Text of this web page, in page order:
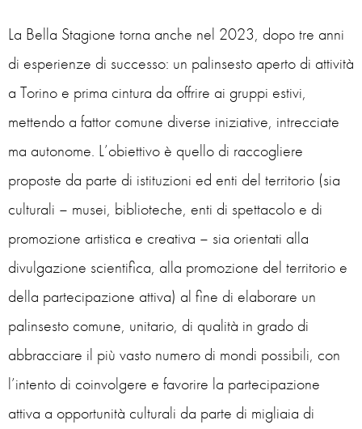
La Bella Stagione torna anche nel 2023, dopo tre anni
di esperienze di successo: un palinsesto aperto di attività
a Torino e prima cintura da offrire ai gruppi estivi,
mettendo a fattor comune diverse iniziative, intrecciate
ma autonome. L’obiettivo è quello di raccogliere
proposte da parte di istituzioni ed enti del territorio (sia
culturali – musei, biblioteche, enti di spettacolo e di
promozione artistica e creativa – sia orientati alla
divulgazione scientifica, alla promozione del territorio e
della partecipazione attiva) al fine di elaborare un
palinsesto comune, unitario, di qualità in grado di
abbracciare il più vasto numero di mondi possibili, con
l’intento di coinvolgere e favorire la partecipazione
attiva a opportunità culturali da parte di migliaia di